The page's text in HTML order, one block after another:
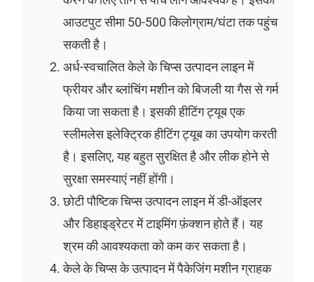
आउटपुट सीमा 50-500 किलोग्राम/घंटा तक पहुंच
सकती है।
अर्ध-स्वचालित केले के चिप्स उत्पादन लाइन में
फ्रीयर और ब्लांचिंग मशीन को बिजली या गैस से गर्म
किया जा सकता है। इसकी हीटिंग ट्यूब एक
स्लीमलेस इलेक्ट्रिक हीटिंग ट्यूब का उपयोग करती
है। इसलिए, यह बहुत सुरक्षित है और लीक होने से
सुरक्षा समस्याएं नहीं होंगी।
छोटी पौष्टिक चिप्स उत्पादन लाइन में डी-ऑइलर
और डिहाइड्रेटर में टाइमिंग फ़ंक्शन होते हैं। यह
श्रम की आवश्यकता को कम कर सकता है।
केले के चिप्स के उत्पादन में पैकेजिंग मशीन ग्राहक